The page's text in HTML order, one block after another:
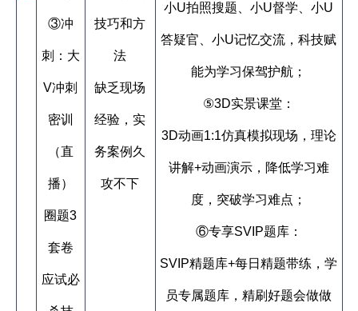
③冲
刺：大
V冲刺
密训
（直
播）
圈题3
套卷
应试必
技巧和方
法
缺乏现场
经验，实
务案例久
攻不下
小U拍照搜题、小U督学、小U
答疑官、小U记忆交流，科技赋
能为学习保驾护航；
⑤3D实景课堂：
3D动画1:1仿真模拟现场，理论
讲解+动画演示，降低学习难
度，突破学习难点；
⑥专享SVIP题库：
SVIP精题库+每日精题带练，学
员专属题库，精刷好题会做做